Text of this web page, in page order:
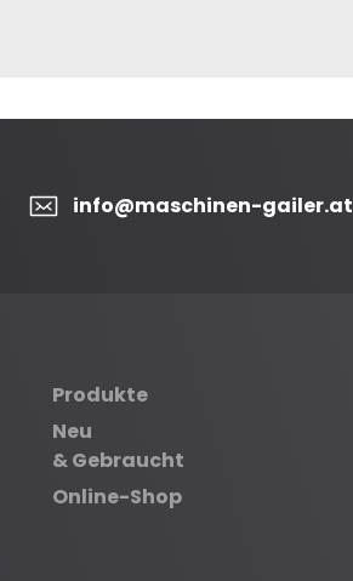
info@maschinen-gailer.at
Produkte
Neu
& Gebraucht
Online-Shop